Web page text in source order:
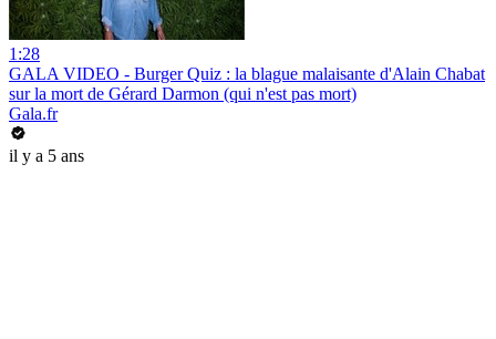
1:28
GALA VIDEO - Burger Quiz : la blague malaisante d'Alain Chabat
sur la mort de Gérard Darmon (qui n'est pas mort)
Gala.fr
il y a 5 ans